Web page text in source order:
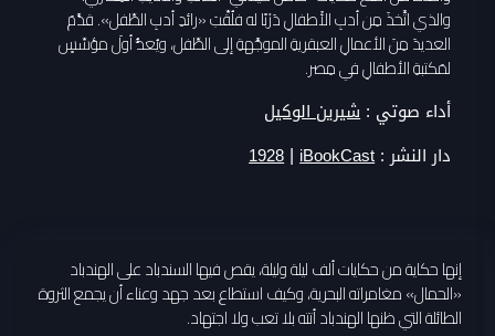
والذي اتَّخذَ مِن أدبِ الأَطفالِ دَرْبًا له فلُقِّبَ «رائدِ أدبِ الطِّفل». قدَّمَ
العديدَ مِنَ الأعمالِ العبقريةِ الموجَّهةِ إلى الطِّفل، ويُعدُّ أولَ مؤسِّسٍ
لمَكتبةِ الأطفالِ في مِصر.
أداء صوتي :شيرين الوكيل
دار النشر :iBookCast
|
1928
إنها حكاية من حكايات ألف ليلة وليلة، يقص فيها السندباد على الهندباد
«الحمال» مغامراته البحرية، وكيف استطاع بعد جهد وعناء أن يجمع الثروة
الطائلة التي ظنها الهندباد أتته بلا تعب ولا اجتهاد.